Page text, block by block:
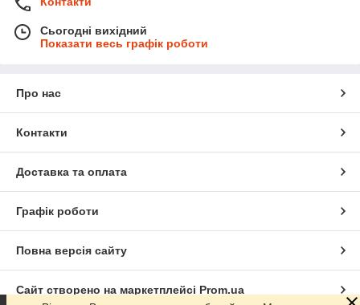
Сьогодні вихідний
Показати весь графік роботи
Про нас
Контакти
Доставка та оплата
Графік роботи
Повна версія сайту
Сайт створено на маркетплейсі Prom.ua